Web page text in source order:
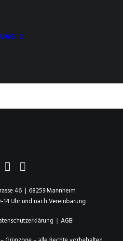
und Sie erhalten
Kaufbestätigung.
46 | 68259 Mannheim
14 Uhr und nach Vereinbarung
| AGB